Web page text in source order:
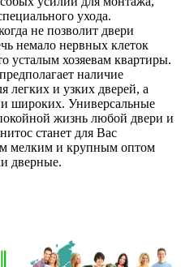
ухода.
не позволит двери
немало нервных клеток
усталым хозяевам квартиры.
наличие
легких и узких дверей, а
широких. Универсальные
жизнь любой двери и
станет для Вас
мелким и крупным оптом
дверные.